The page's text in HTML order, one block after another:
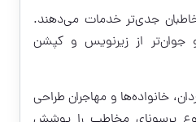
جدی‌تر خدمات می‌دهند.
و جوان‌تر از زیرنویس و کپشن
خانواده‌ها و مهاجران طراحی